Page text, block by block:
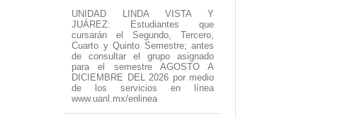
UNIDAD LINDA VISTA Y
JUÁREZ: Estudiantes que
cursarán el Segundo, Tercero,
Cuarto y Quinto Semestre; antes
de consultar el grupo asignado
para el semestre AGOSTO A
DICIEMBRE DEL 2026 por medio
de los servicios en línea
www.uanl.mx/enlinea